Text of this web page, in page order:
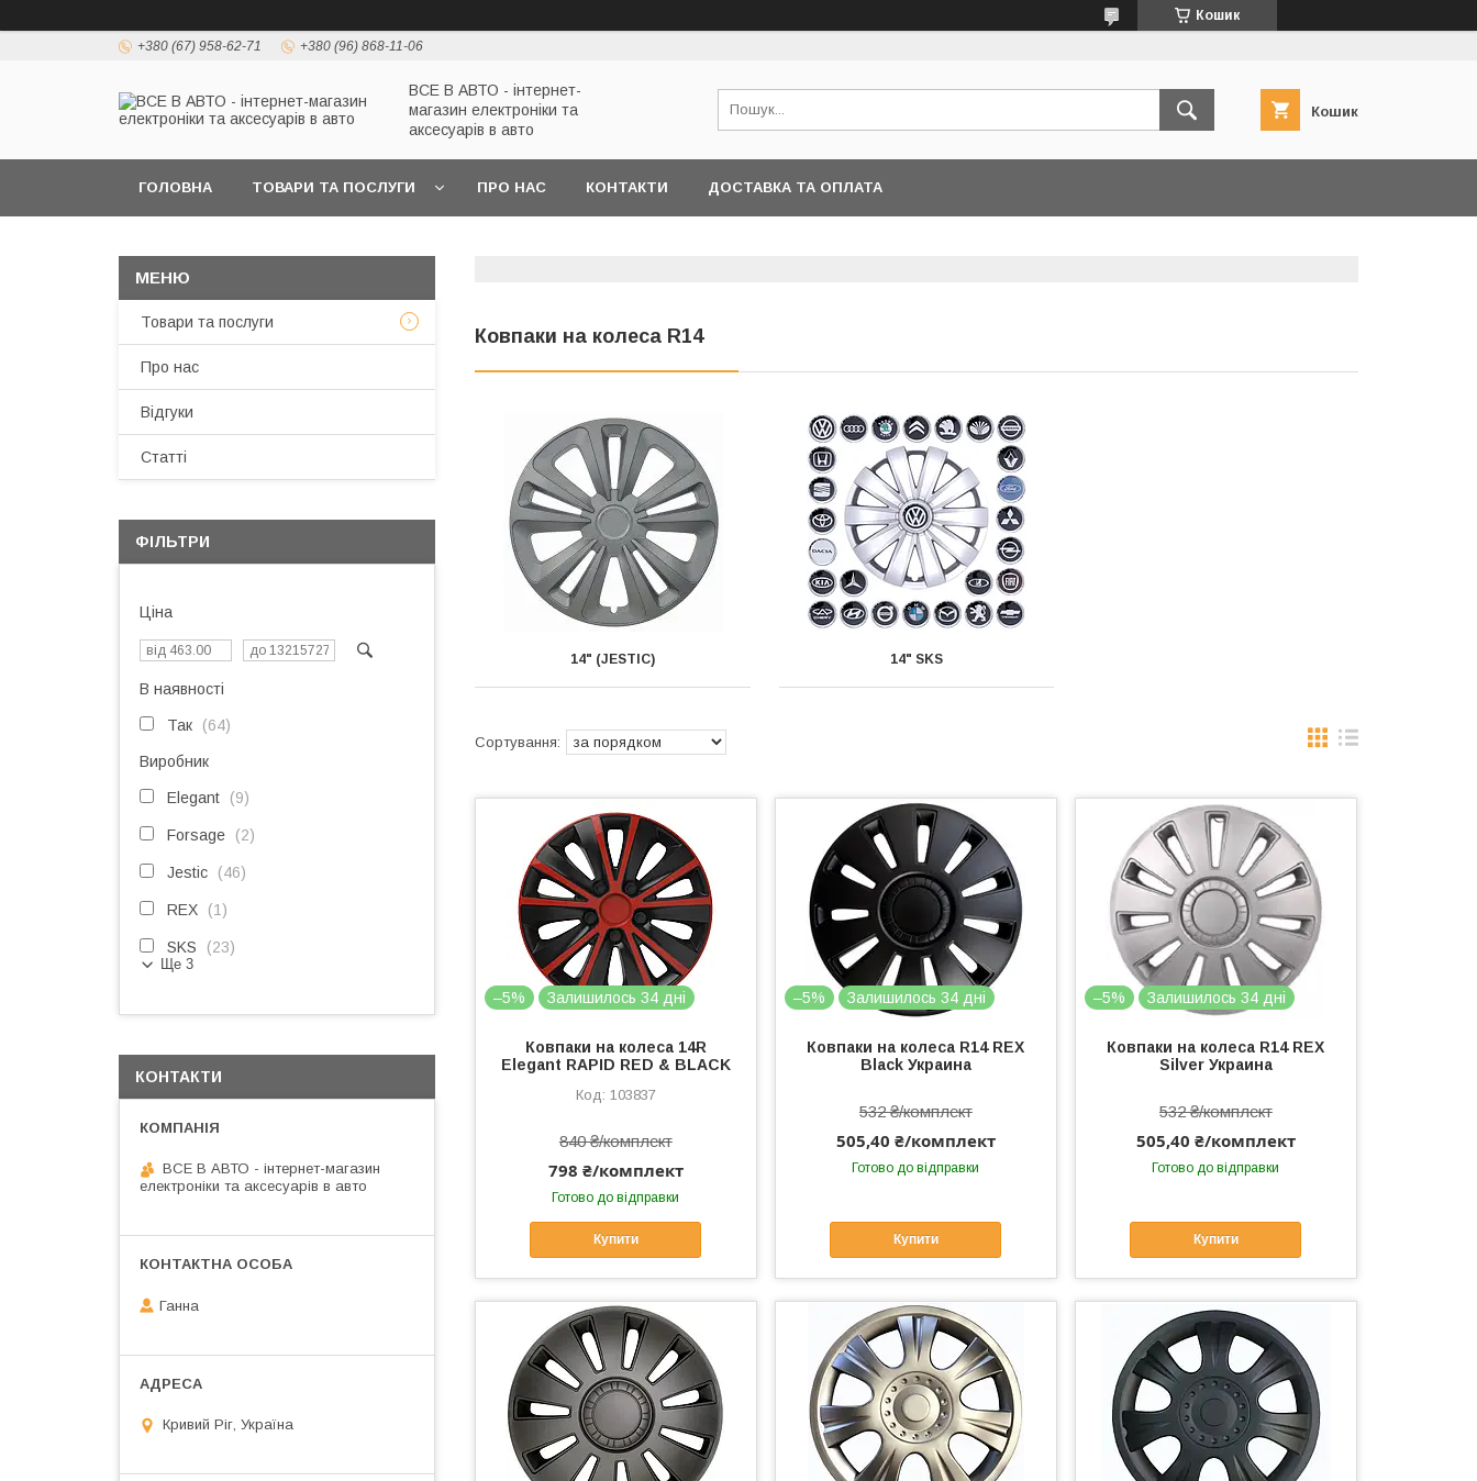
Кошик
+380 (67) 958-62-71 +380 (96) 868-11-06
ВСЕ В АВТО - інтернет-
магазин електроніки та
аксесуарів в авто
Кошик
ГОЛОВНА ТОВАРИ ТА ПОСЛУГИ ПРО НАС КОНТАКТИ ДОСТАВКА ТА ОПЛАТА
Ковпаки на колеса R14
14" (JESTIC) 14" SKS
–5% Залишилось 34 дні
Ковпаки на колеса 14R
Elegant RAPID RED & BLACK
103837
840 ₴/комплект
798 ₴/комплект
Готово до відправки
Купити
–5% Залишилось 34 дні
Ковпаки на колеса R14 REX
Black Украина
532 ₴/комплект
505,40 ₴/комплект
Готово до відправки
Купити
–5% Залишилось 34 дні
Ковпаки на колеса R14 REX
Silver Украина
532 ₴/комплект
505,40 ₴/комплект
Готово до відправки
Купити
Товари та послуги
Про нас
Відгуки
Статті
ФІЛЬТРИ
Ціна
В наявності
Так 64
Виробник
Elegant 9
Forsage 2
Jestic 46
REX 1
SKS 23
Ще 3
КОНТАКТИ
ВСЕ В АВТО - інтернет-магазин
електроніки та аксесуарів в авто
Ганна
Кривий Ріг, Україна